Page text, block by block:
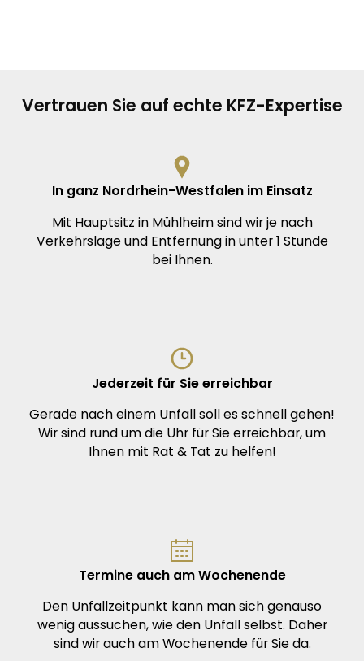
Vertrauen Sie auf echte KFZ-Expertise
In ganz Nordrhein-Westfalen im Einsatz
Mit Hauptsitz in Mühlheim sind wir je nach
Verkehrslage und Entfernung in unter 1 Stunde
bei Ihnen.
Jederzeit für Sie erreichbar
Gerade nach einem Unfall soll es schnell gehen!
Wir sind rund um die Uhr für Sie erreichbar, um
Ihnen mit Rat & Tat zu helfen!
Termine auch am Wochenende
Den Unfallzeitpunkt kann man sich genauso
wenig aussuchen, wie den Unfall selbst. Daher
sind wir auch am Wochenende für Sie da.